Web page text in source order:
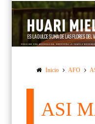
Inicio AFO
ASI